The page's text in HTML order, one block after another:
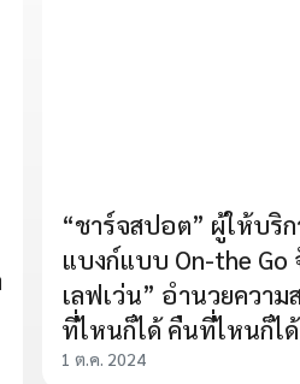
“ชาร์จสปอต” ผู้ให้บริก
แบงก์แบบ On-the Go
เลฟเว่น” อำนวยความ
ที่ไหนก็ได้ คืนที่ไหนก็ได้
1 ต.ค. 2024